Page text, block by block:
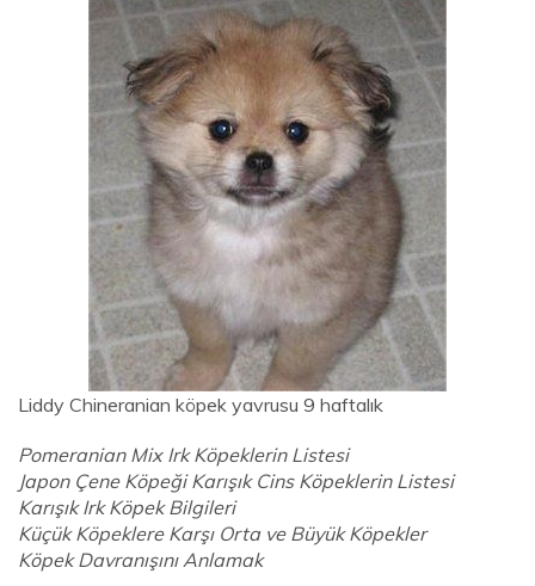
Liddy Chineranian köpek yavrusu 9 haftalık
Pomeranian Mix Irk Köpeklerin Listesi
Japon Çene Köpeği Karışık Cins Köpeklerin Listesi
Karışık Irk Köpek Bilgileri
Küçük Köpeklere Karşı Orta ve Büyük Köpekler
Köpek Davranışını Anlamak